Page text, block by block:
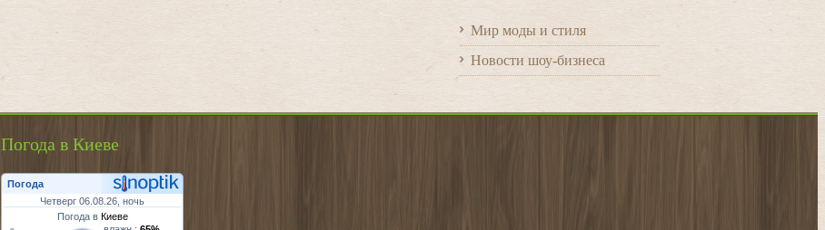
Мир моды и стиля
Новости шоу-бизнеса
Погода в Киеве
Погода
Четверг 06.08.26, ночь
Погода в Киеве